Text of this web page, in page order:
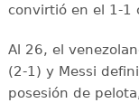
convirtió en el 1-1
Al 26, el
(2-1) y Messi
posesión de